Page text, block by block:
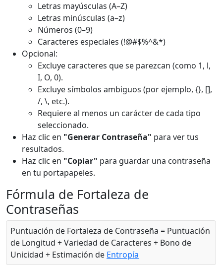
Letras mayúsculas (A–Z)
Letras minúsculas (a–z)
Números (0–9)
Caracteres especiales (!@#$%^&*)
Opcional:
Excluye caracteres que se parezcan (como 1, l,
I, O, 0).
Excluye símbolos ambiguos (por ejemplo, {}, [],
/, \, etc.).
Requiere al menos un carácter de cada tipo
seleccionado.
Haz clic en "Generar Contraseña" para ver tus
resultados.
Haz clic en "Copiar" para guardar una contraseña
en tu portapapeles.
Fórmula de Fortaleza de
Contraseñas
Puntuación de Fortaleza de Contraseña = Puntuación
de Longitud + Variedad de Caracteres + Bono de
Unicidad + Estimación de Entropía